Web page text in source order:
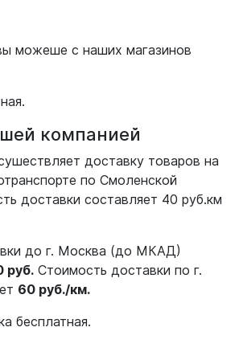
можеше с наших магазинов
компанией
доставку товаров на
по Смоленской
доставки составляет 40 руб.км
до г. Москва (до МКАД)
руб. Стоимость доставки по г.
60 руб./км.
бесплатная.